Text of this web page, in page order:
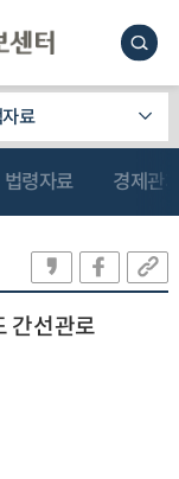
료
법령자료 경제관
간선관로